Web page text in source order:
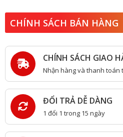
CHÍNH SÁCH BÁN HÀNG
CHÍNH SÁCH GIAO
Nhận hàng và thanh toán
ĐỔI TRẢ DỄ DÀNG
1 đổi 1 trong 15 ngày